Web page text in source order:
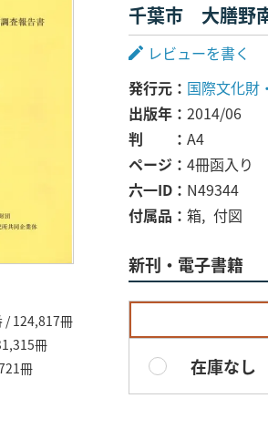
/ 124,817冊
冊
冊
千葉市 大膳野
レビューを書く
発行元
国際文化財
出版年
2014/06
判
A4
ページ
4冊函入り
六一ID
N49344
付属品
箱 付図
新刊・電子書籍
在庫なし